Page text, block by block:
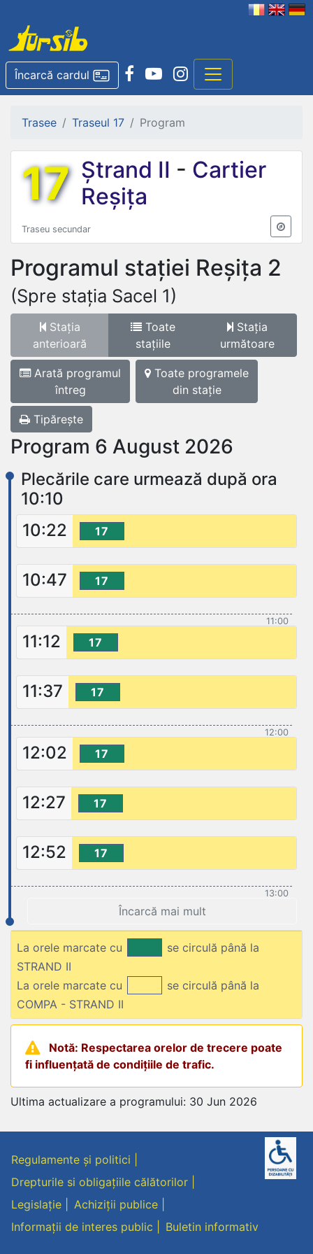
Încarcă cardul
Trasee Traseul 17 Program
17 Ștrand II - Cartier
Reșița
Traseu secundar
Programul stației Reșița 2
(Spre stația Sacel 1)
Stația
anterioară
Toate
stațiile
Stația
următoare
Arată programul
întreg
Toate programele
din stație
Tipărește
Program 6 August 2026
Plecările care urmează după ora
10:10
10:22
17
10:47 17
11:00
11:12 17
11:37 17
12:00
12:02 17
12:27 17
12:52 17
13:00
Încarcă mai mult
La orele marcate cu
se circulă până la
STRAND II
La orele marcate cu
se circulă până la
COMPA - STRAND II
Notă: Respectarea orelor de trecere poate
fi influențată de condițiile de trafic.
Ultima actualizare a programului: 30 Jun 2026
Regulamente și politici
Drepturile si obligațiile călătorilor
Legislație
Achiziții publice
Informații de interes public
Buletin informativ